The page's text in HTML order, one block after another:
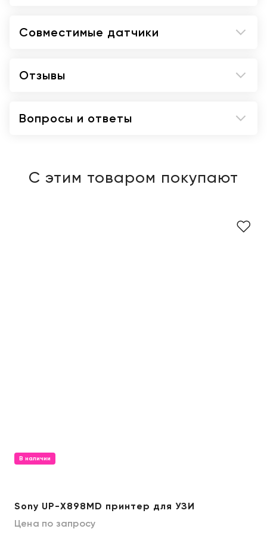
Совместимые датчики
Отзывы
Вопросы и ответы
С этим товаром покупают
В наличии
Sony UP-X898MD принтер для УЗИ
Цена по запросу